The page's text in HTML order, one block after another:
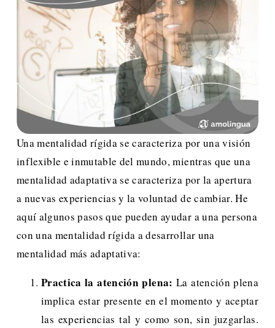
Una mentalidad rígida se caracteriza por una visión
inflexible e inmutable del mundo, mientras que una
mentalidad adaptativa se caracteriza por la apertura
a nuevas experiencias y la voluntad de cambiar. He
aquí algunos pasos que pueden ayudar a una persona
con una mentalidad rígida a desarrollar una
mentalidad más adaptativa:
Practica la atención plena: La atención plena
implica estar presente en el momento y aceptar
las experiencias tal y como son, sin juzgarlas.